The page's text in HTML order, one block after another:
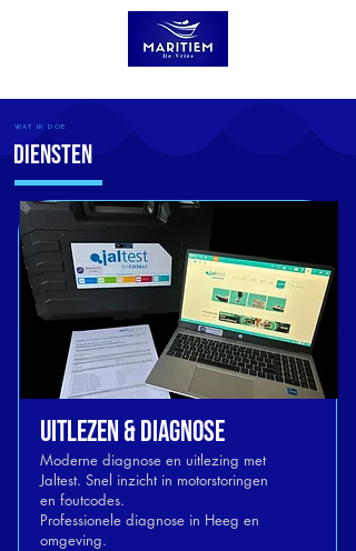
WAT IK DOE
Diensten
Uitlezen & Diagnose
Moderne diagnose en uitlezing met
Jaltest. Snel inzicht in motorstoringen
en foutcodes.
Professionele diagnose in Heeg en
omgeving.